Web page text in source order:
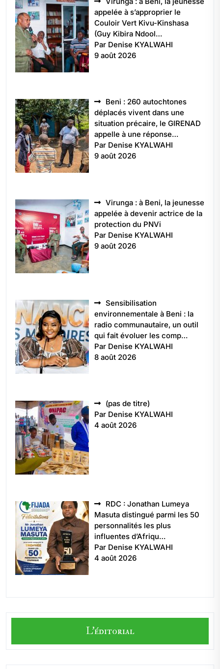
appelée à s’approprier le
Couloir Vert Kivu-Kinshasa
(Guy Kibira Ndool…
Par Denise KYALWAHI
9 août 2026
Beni : 260 autochtones
déplacés vivent dans une
situation précaire, le GIRENAD
appelle à une réponse…
Par Denise KYALWAHI
9 août 2026
Virunga : à Beni, la jeunesse
appelée à devenir actrice de la
protection du PNVi
Par Denise KYALWAHI
9 août 2026
Sensibilisation
environnementale à Beni : la
radio communautaire, un outil
qui fait évoluer les comp…
Par Denise KYALWAHI
8 août 2026
(pas de titre)
5496
Par Denise KYALWAHI
4 août 2026
RDC : Jonathan Lumeya
Masuta distingué parmi les 50
personnalités les plus
influentes d’Afriqu…
Par Denise KYALWAHI
4 août 2026
L'éditorial